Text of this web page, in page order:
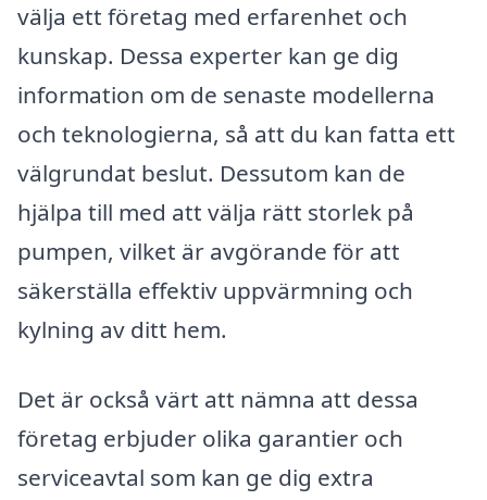
välja ett företag med erfarenhet och
kunskap. Dessa experter kan ge dig
information om de senaste modellerna
och teknologierna, så att du kan fatta ett
välgrundat beslut. Dessutom kan de
hjälpa till med att välja rätt storlek på
pumpen, vilket är avgörande för att
säkerställa effektiv uppvärmning och
kylning av ditt hem.
Det är också värt att nämna att dessa
företag erbjuder olika garantier och
serviceavtal som kan ge dig extra